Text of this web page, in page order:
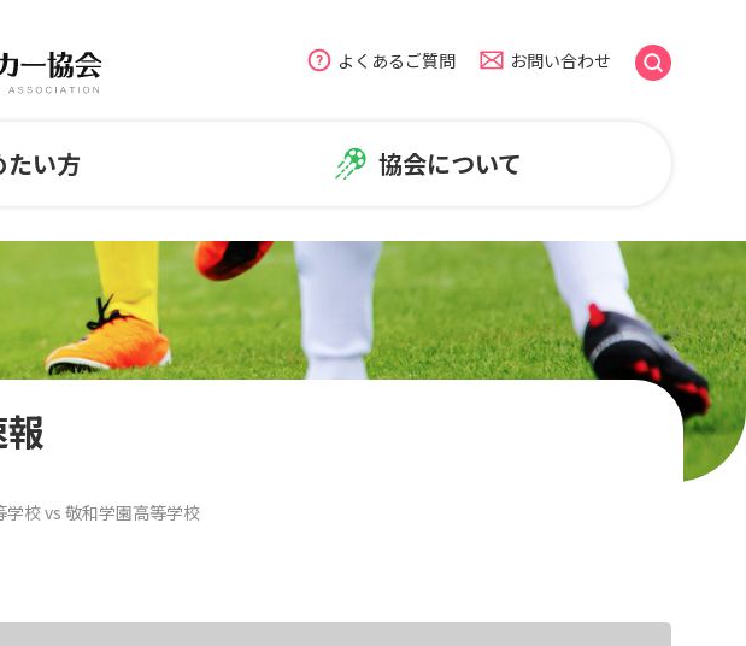
よくあるご質問 お問い合わせ
広報・普及活動
NiFAニュース
たい方
ッカーを始める時のよくある質問
協会について
連盟
ホームページについて
学校 vs 敬和学園高等学校